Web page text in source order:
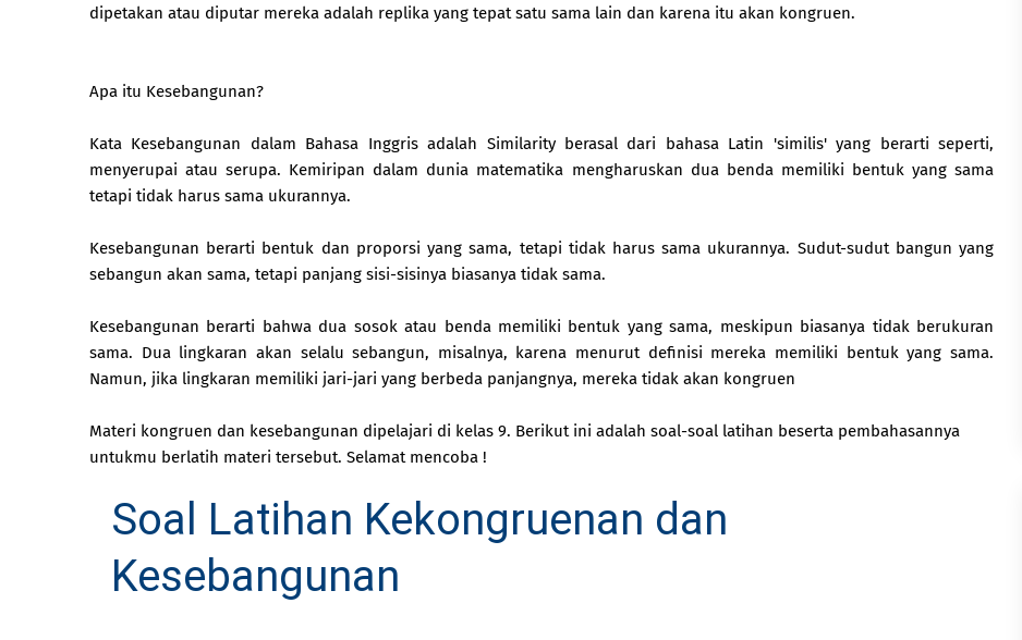
dipetakan atau diputar mereka adalah replika yang tepat satu sama lain dan karena itu akan kongruen.
Apa itu Kesebangunan?
Kata Kesebangunan dalam Bahasa Inggris adalah Similarity berasal dari bahasa Latin 'similis' yang berarti seperti,
menyerupai atau serupa. Kemiripan dalam dunia matematika mengharuskan dua benda memiliki bentuk yang sama
tetapi tidak harus sama ukurannya.
Kesebangunan berarti bentuk dan proporsi yang sama, tetapi tidak harus sama ukurannya. Sudut-sudut bangun yang
sebangun akan sama, tetapi panjang sisi-sisinya biasanya tidak sama.
Kesebangunan berarti bahwa dua sosok atau benda memiliki bentuk yang sama, meskipun biasanya tidak berukuran
sama. Dua lingkaran akan selalu sebangun, misalnya, karena menurut definisi mereka memiliki bentuk yang sama.
Namun, jika lingkaran memiliki jari-jari yang berbeda panjangnya, mereka tidak akan kongruen
Materi kongruen dan kesebangunan dipelajari di kelas 9. Berikut ini adalah soal-soal latihan beserta pembahasannya
untukmu berlatih materi tersebut. Selamat mencoba !
Soal Latihan Kekongruenan dan
Kesebangunan